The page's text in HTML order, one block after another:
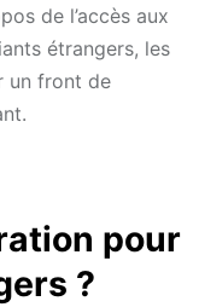
de l’accès aux
étrangers, les
un front de
pour
?